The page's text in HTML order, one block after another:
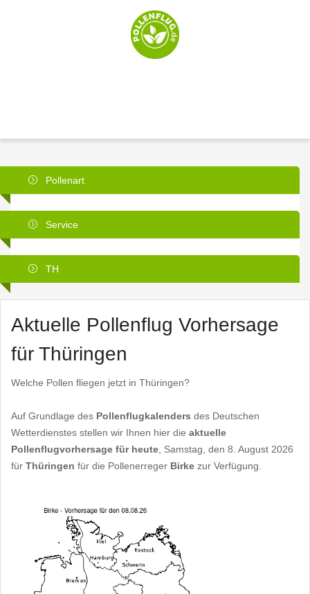
Pollenart
Service
TH
Aktuelle Pollenflug Vorhersage
für Thüringen
Welche Pollen fliegen jetzt in Thüringen?
Auf Grundlage des Pollenflugkalenders des Deutschen
Wetterdienstes stellen wir Ihnen hier die aktuelle
Pollenflugvorhersage für heute , Samstag, den 8. August 2026
für Thüringen für die Pollenerreger Birke zur Verfügung.